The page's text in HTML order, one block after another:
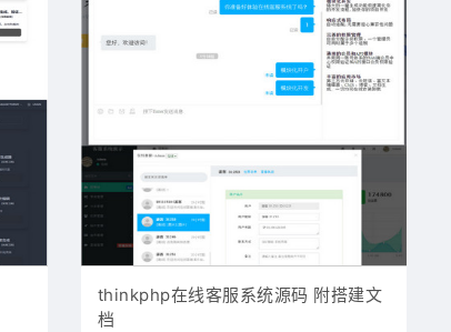
thinkphp在线客服系统源码 附搭建文
档